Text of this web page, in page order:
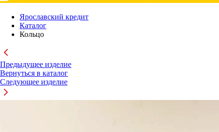
Ярославский кредит
Каталог
Кольцо
Предыдущее изделие
Вернуться в каталог
Следующее изделие